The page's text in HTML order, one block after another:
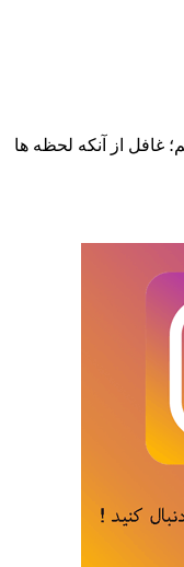
غافل از آنکه لحظه ها